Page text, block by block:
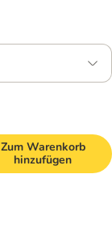
Zum Warenkorb
hinzufügen